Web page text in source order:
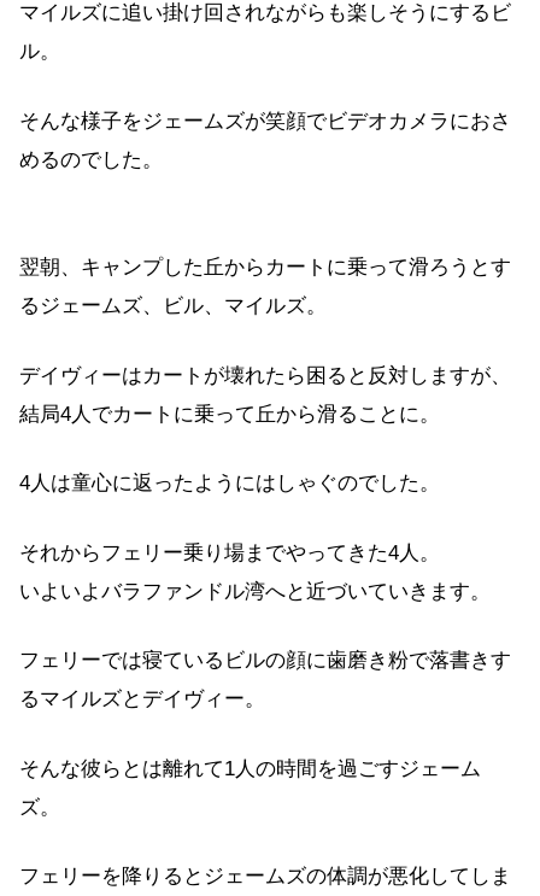
マイルズに追い掛け回されながらも楽しそうにするビ
ル。
そんな様子をジェームズが笑顔でビデオカメラにおさ
めるのでした。
翌朝、キャンプした丘からカートに乗って滑ろうとす
るジェームズ、ビル、マイルズ。
デイヴィーはカートが壊れたら困ると反対しますが、
結局4人でカートに乗って丘から滑ることに。
4人は童心に返ったようにはしゃぐのでした。
それからフェリー乗り場までやってきた4人。
いよいよバラファンドル湾へと近づいていきます。
フェリーでは寝ているビルの顔に歯磨き粉で落書きす
るマイルズとデイヴィー。
そんな彼らとは離れて1人の時間を過ごすジェーム
ズ。
フェリーを降りるとジェームズの体調が悪化してしま